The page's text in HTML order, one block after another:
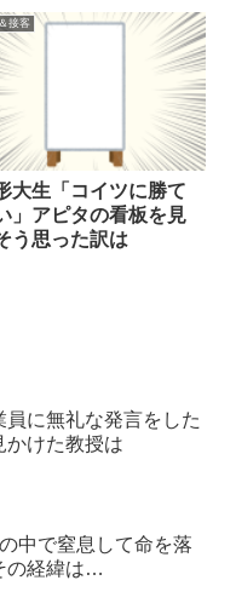
接客
大生「コイツに勝て
」アピタの看板を見
う思った訳は
員に無礼な発言をした
かけた教授は
中で窒息して命を落
の経緯は…